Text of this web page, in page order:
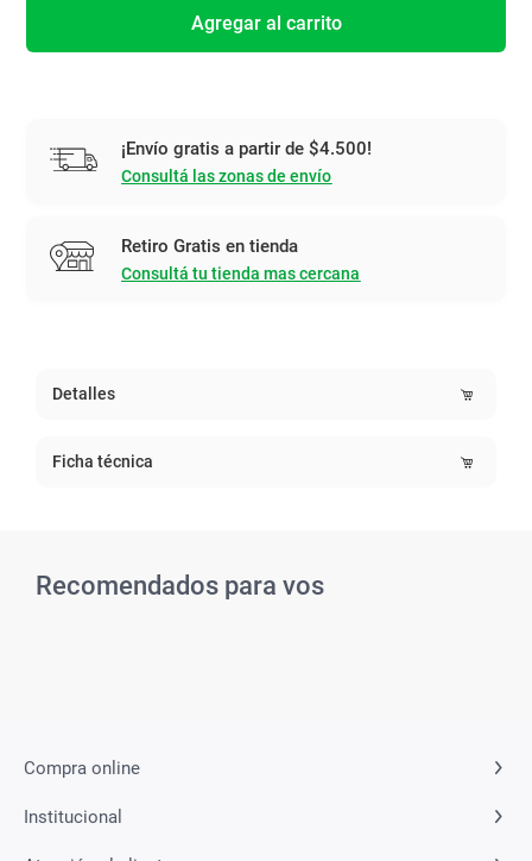
Agregar al carrito
¡Envío gratis a partir de $4.500!
Consultá las zonas de envío
Retiro Gratis en tienda
Consultá tu tienda mas cercana
Detalles
Ficha técnica
Recomendados para vos
Compra online
Institucional